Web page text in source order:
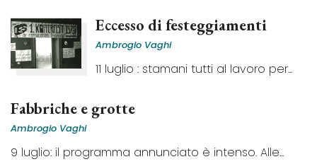
Eccesso di festeggiamenti
Ambrogio Vaghi
11 luglio : stamani tutti al lavoro per...
Fabbriche e grotte
Ambrogio Vaghi
9 luglio: il programma annunciato è intenso. Alle...